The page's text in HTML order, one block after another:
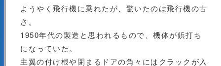
ようやく飛行機に乗れたが、驚いたのは飛行機の古
さ。
1950年代の製造と思われるもので、機体が鋲打ち
になっていた。
主翼の付け根や閉まるドアの角々にはクラックが入